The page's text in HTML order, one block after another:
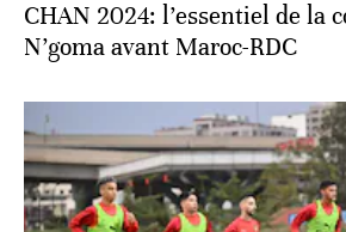
CHAN 2024: l’essentiel de la
N’goma avant Maroc-RDC